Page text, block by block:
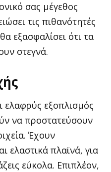
σας μέγεθος
τις πιθανότητές
εξασφαλίσει ότι τα
στεγνά.
ελαφρύς εξοπλισμός
να προστατεύσουν
Έχουν
ελαστικά πλαϊνά, για
εύκολα. Επιπλέον,